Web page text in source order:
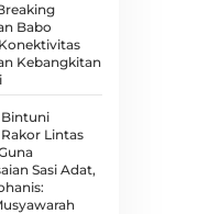
Babo
Kebangkitan
Lintas
Sasi Adat,